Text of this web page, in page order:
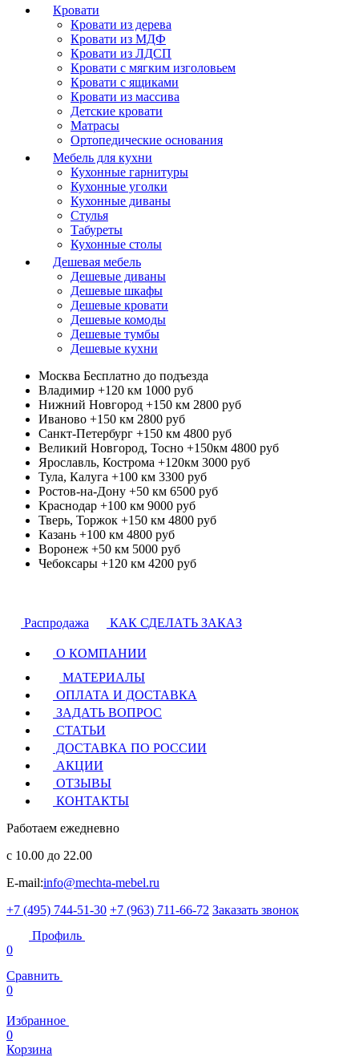
Кровати
Кровати из дерева
Кровати из МДФ
Кровати из ЛДСП
Кровати с мягким изголовьем
Кровати с ящиками
Кровати из массива
Детские кровати
Матрасы
Ортопедические основания
Мебель для кухни
Кухонные гарнитуры
Кухонные уголки
Кухонные диваны
Стулья
Табуреты
Кухонные столы
Дешевая мебель
Дешевые диваны
Дешевые шкафы
Дешевые кровати
Дешевые комоды
Дешевые тумбы
Дешевые кухни
Москва Бесплатно до подъезда
Владимир +120 км 1000 руб
Нижний Новгород +150 км 2800 руб
Иваново +150 км 2800 руб
Санкт-Петербург +150 км 4800 руб
Великий Новгород, Тосно +150км 4800 руб
Ярославль, Кострома +120км 3000 руб
Тула, Калуга +100 км 3300 руб
Ростов-на-Дону +50 км 6500 руб
Краснодар +100 км 9000 руб
Тверь, Торжок +150 км 4800 руб
Казань +100 км 4800 руб
Воронеж +50 км 5000 руб
Чебоксары +120 км 4200 руб
Распродажа КАК СДЕЛАТЬ ЗАКАЗ
О КОМПАНИИ
МАТЕРИАЛЫ
ОПЛАТА И ДОСТАВКА
ЗАДАТЬ ВОПРОС
СТАТЬИ
ДОСТАВКА ПО РОССИИ
АКЦИИ
ОТЗЫВЫ
КОНТАКТЫ
Работаем ежедневно
с 10.00 до 22.00
E-mail:info@mechta-mebel.ru
+7 (495) 744-51-30 +7 (963) 711-66-72 Заказать звонок
Профиль
0
Сравнить
0
Избранное
0
Корзина